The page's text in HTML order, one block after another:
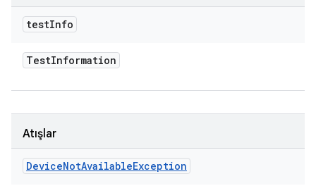
testInfo
TestInformation
Atışlar
DeviceNotAvailableException